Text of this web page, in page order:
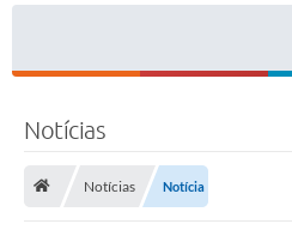
Notícias
Notícias Notícia